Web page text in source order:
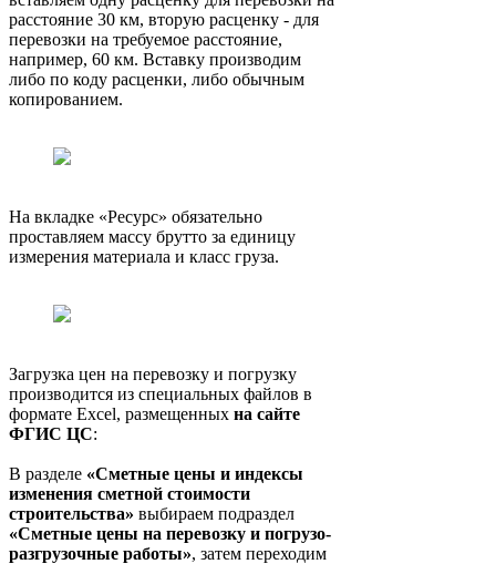
расстояние 30 км, вторую расценку - для
перевозки на требуемое расстояние,
например, 60 км. Вставку производим
либо по коду расценки, либо обычным
копированием.
На вкладке «Ресурс» обязательно
проставляем массу брутто за единицу
измерения материала и класс груза.
Загрузка цен на перевозку и погрузку
производится из специальных файлов в
формате Excel, размещенных на сайте
ФГИС ЦС:
В разделе «Сметные цены и индексы
изменения сметной стоимости
строительства» выбираем подраздел
«Сметные цены на перевозку и погрузо-
разгрузочные работы», затем переходим